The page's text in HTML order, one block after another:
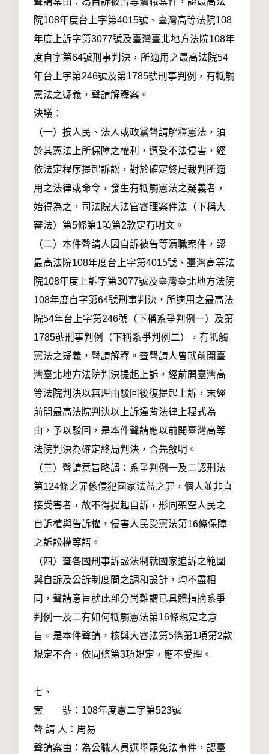
院108年度台上字第4015號、臺灣高等法院108
年度上訴字第3077號及臺灣臺北地方法院108年
度自字第64號刑事判決，所適用之最高法院54
年台上字第246號及第1785號刑事判例，有牴觸
憲法之疑義，聲請解釋案。
決議：
（一）按人民、法人或政黨聲請解釋憲法，須
於其憲法上所保障之權利，遭受不法侵害，經
依法定程序提起訴訟，對於確定終局裁判所適
用之法律或命令，發生有牴觸憲法之疑義者，
始得為之，司法院大法官審理案件法（下稱大
審法）第5條第1項第2款定有明文。
（二）本件聲請人因自訴被告等瀆職案件，認
最高法院108年度台上字第4015號、臺灣高等法
院108年度上訴字第3077號及臺灣臺北地方法院
108年度自字第64號刑事判決，所適用之最高法
院54年台上字第246號（下稱系爭判例一）及第
1785號刑事判例（下稱系爭判例二），有牴觸
憲法之疑義，聲請解釋。查聲請人曾就前開臺
灣臺北地方法院判決提起上訴，經前開臺灣高
等法院判決以無理由駁回後復提起上訴，末經
前開最高法院判決以上訴違背法律上程式為
由，予以駁回，是本件聲請應以前開臺灣高等
法院判決為確定終局判決，合先敘明。
（三）聲請意旨略謂：系爭判例一及二認刑法
第124條之罪係侵犯國家法益之罪，個人並非直
接受害者，故不得提起自訴，形同架空人民之
自訴權與告訴權，侵害人民受憲法第16條保障
之訴訟權等語。
（四）查各國刑事訴訟法制就國家追訴之範圍
與自訴及公訴制度間之調和設計，均不盡相
同，聲請意旨就此部分尚難謂已具體指摘系爭
判例一及二有如何牴觸憲法第16條規定之意
旨。是本件聲請，核與大審法第5條第1項第2款
規定不合，依同條第3項規定，應不受理。
七、
案 號：108年度憲二字第523號
聲 請 人：周易
聲請案由：為公職人員選舉罷免法事件，認臺